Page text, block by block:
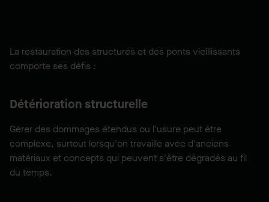
La restauration des structures et des ponts vieillissants
comporte ses défis :
Détérioration structurelle
Gérer des dommages étendus ou l'usure peut être
complexe, surtout lorsqu'on travaille avec d'anciens
matériaux et concepts qui peuvent s'être dégradés au fil
du temps.